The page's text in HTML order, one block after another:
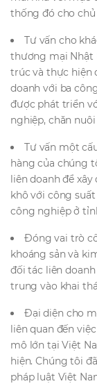
thống đó cho
Tư vấn cho
thương mại Nhật
trúc và thực hiện
doanh với ba
được phát triển
nghiệp, chăn
Tư vấn một
hàng của chúng
liên doanh để
khô với công
công nghiệp ở
Đóng vai trò
khoáng sản và
đối tác liên
trung vào khai
Đại diện cho
liên quan đến
mô lớn tại Việt
hiện. Chúng tôi
pháp luật Việt